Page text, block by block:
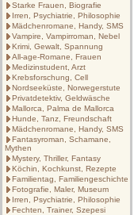
Starke Frauen, Biografie
Irren, Psychiatrie, Philosophie
Mädchenromane, Handy, SMS
Vampire, Vampirroman, Nebel
Krimi, Gewalt, Spannung
All-age-Romane, Frauen
Medizinstudent, Arzt
Krebsforschung, Cell
Nordseeküste, Norwegerstute
Privatdetektiv, Geldwäsche
Mallorca, Palma de Mallorca
Hunde, Tanz, Freundschaft
Mädchenromane, Handy, SMS
Fantasyroman, Schamane,
Mythen
Mystery, Thriller, Fantasy
Köchin, Kochkunst, Rezepte
Familientag, Familiengeschichte
Fotografie, Maler, Museum
Irren, Psychiatrie, Philosophie
Fechten, Trainer, Szepesi